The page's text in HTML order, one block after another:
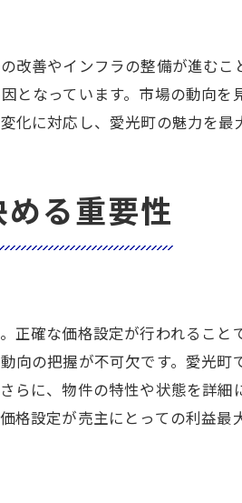
戦略
ュニケーション
光町の最新データ活用法
方法
のデータ活用
くべき交通アクセスと周辺施設
る影響
性
善やインフラの整備が進むこ
なっています。市場の動向
に対応し、愛光町の魅力を最
る重要性
確な価格設定が行われるこ
の把握が不可欠です。愛光
に、物件の特性や状態を詳
設定が売主にとっての利益最